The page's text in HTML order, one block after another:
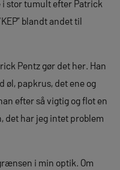
stor tumult efter Patrick
blandt andet til
Pentz gør det her. Han
øl, papkrus, det ene og
efter så vigtig og flot en
det har jeg intet problem
i min optik. Om